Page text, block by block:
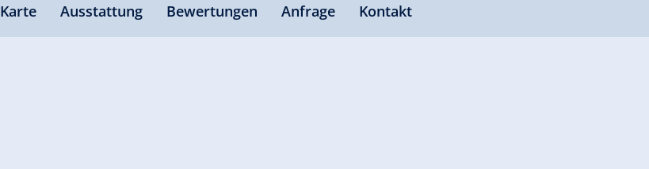
Karte Ausstattung Bewertungen Anfrage Kontakt